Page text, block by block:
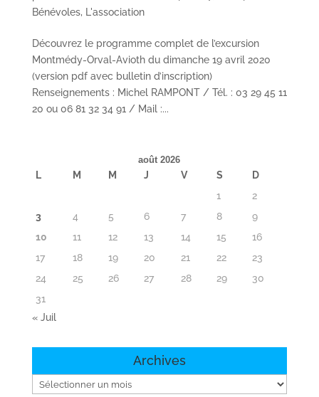
Bénévoles, L'association
Découvrez le programme complet de l’excursion
Montmédy-Orval-Avioth du dimanche 19 avril 2020
(version pdf avec bulletin d’inscription)
Renseignements : Michel RAMPONT / Tél. : 03 29 45 11
20 ou 06 81 32 34 91 / Mail :...
août 2026
L M M J V S
D
1
2
3
4 5 6 7 8
9
10
11 12 13 14 15
16
17
18 19 20 21 22
23
24
25 26 27 28 29
30
31
« Juil
Archives
Archives